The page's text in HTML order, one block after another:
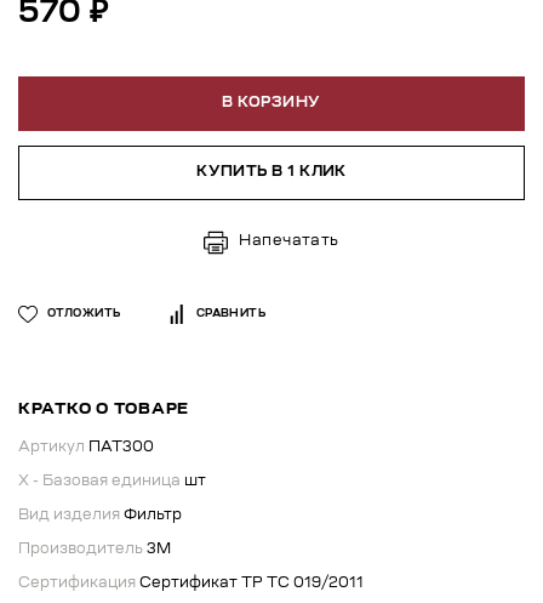
570 ₽
В КОРЗИНУ
КУПИТЬ В 1 КЛИК
Напечатать
ОТЛОЖИТЬ СРАВНИТЬ
КРАТКО О ТОВАРЕ
Артикул ПАТ300
X - Базовая единица шт
Вид изделия Фильтр
Производитель 3М
Сертификация Сертификат ТР ТС 019/2011